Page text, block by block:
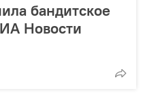
бандитское
Новости